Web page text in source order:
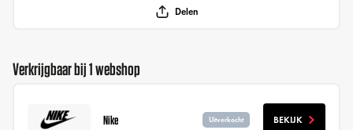
Delen
Verkrijgbaar bij 1 webshop
Nike Uitverkocht BEKIJK